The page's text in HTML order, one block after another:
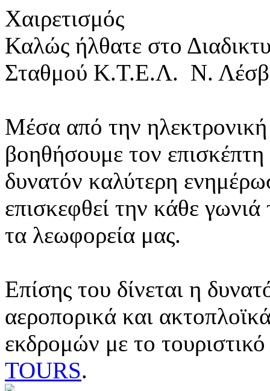
Χαιρετισμός
Καλώς ήλθατε στο
Σταθμού Κ.Τ.Ε.Λ. Ν.
Μέσα από την ηλεκτρονική
βοηθήσουμε τον
δυνατόν καλύτερη
επισκεφθεί την κάθε
τα λεωφορεία μας.
Επίσης του δίνεται η
αεροπορικά και
εκδρομών με το
TOURS.